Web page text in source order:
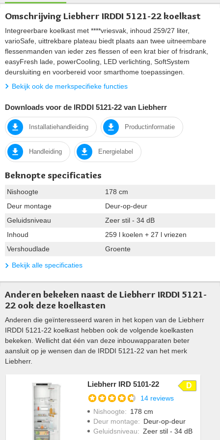
Omschrijving Liebherr IRDDI 5121-22 koelkast
Integreerbare koelkast met ****vriesvak, inhoud 259/27 liter,
varioSafe, uittrekbare plateau biedt plaats aan twee uitneembare
flessenmanden van ieder zes flessen of een krat bier of frisdrank,
easyFresh lade, powerCooling, LED verlichting, SoftSystem
deursluiting en voorbereid voor smarthome toepassingen.
Bekijk ook de merkspecifieke functies
Downloads voor de IRDDI 5121-22 van Liebherr
Installatiehandleiding Productinformatie
Handleiding Energielabel
Beknopte specificaties
Nishoogte
178 cm
Deur montage
Deur-op-deur
Geluidsniveau
Zeer stil - 34 dB
Inhoud
259 l koelen + 27 l vriezen
Vershoudlade
Groente
Bekijk alle specificaties
Anderen bekeken naast de Liebherr IRDDI 5121-
22 ook deze koelkasten
Anderen die geïnteresseerd waren in het kopen van de Liebherr
IRDDI 5121-22 koelkast hebben ook de volgende koelkasten
bekeken. Wellicht dat één van deze inbouwapparaten beter
aansluit op je wensen dan de IRDDI 5121-22 van het merk
Liebherr.
Liebherr IRD 5101-22 D
14 reviews
Nishoogte: 178 cm
Deur montage: Deur-op-deur
Geluidsniveau: Zeer stil - 34 dB